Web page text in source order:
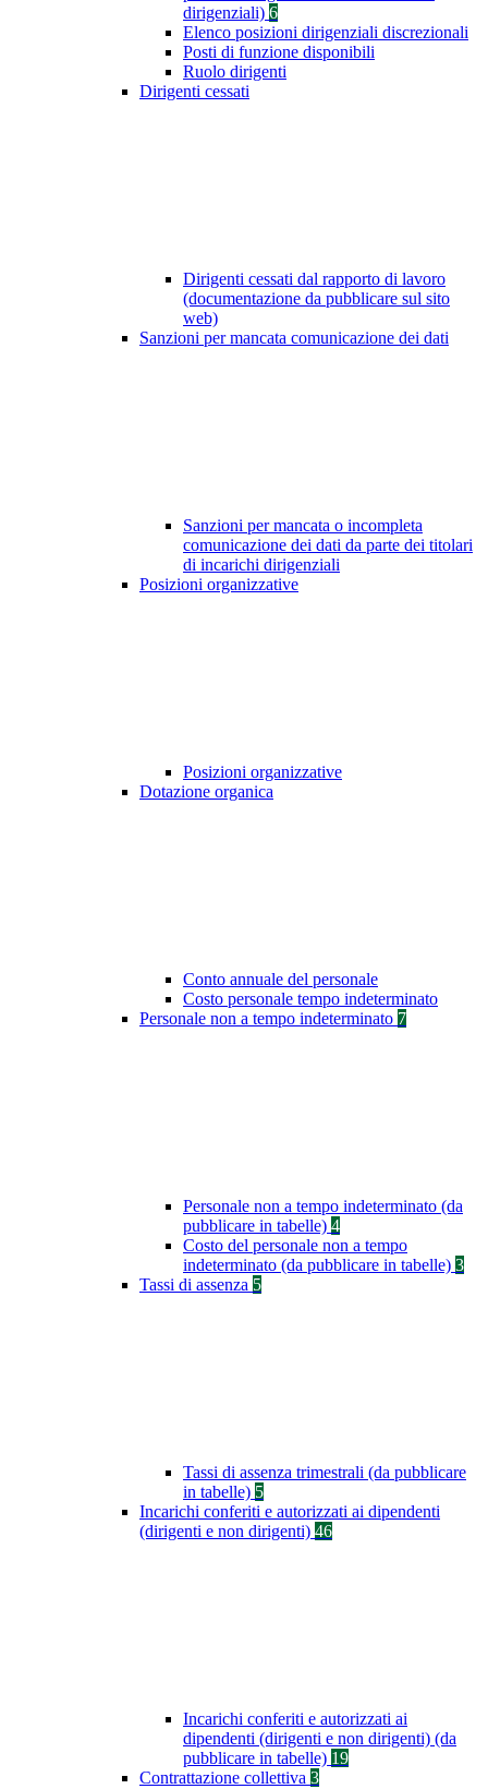
dirigenziali) 6
Elenco posizioni dirigenziali discrezionali
Posti di funzione disponibili
Ruolo dirigenti
Dirigenti cessati
Dirigenti cessati dal rapporto di lavoro
(documentazione da pubblicare sul sito
web)
Sanzioni per mancata comunicazione dei dati
Sanzioni per mancata o incompleta
comunicazione dei dati da parte dei titolari
di incarichi dirigenziali
Posizioni organizzative
Posizioni organizzative
Dotazione organica
Conto annuale del personale
Costo personale tempo indeterminato
Personale non a tempo indeterminato 7
Personale non a tempo indeterminato (da
pubblicare in tabelle) 4
Costo del personale non a tempo
indeterminato (da pubblicare in tabelle) 3
Tassi di assenza 5
Tassi di assenza trimestrali (da pubblicare
in tabelle) 5
Incarichi conferiti e autorizzati ai dipendenti
(dirigenti e non dirigenti) 46
Incarichi conferiti e autorizzati ai
dipendenti (dirigenti e non dirigenti) (da
pubblicare in tabelle) 19
Contrattazione collettiva 3